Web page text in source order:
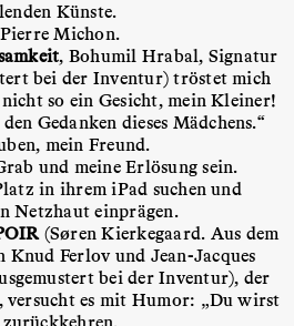
Künste.
Michon.
, Bohumil Hrabal, Signatur
bei der Inventur) tröstet mich
so ein Gesicht, mein Kleiner!
Gedanken dieses Mädchens.“
mein Freund.
und meine Erlösung sein.
in ihrem iPad suchen und
Netzhaut einprägen.
(Søren Kierkegaard. Aus dem
Knud Ferlov und Jean-Jacques
bei der Inventur), der
versucht es mit Humor: „Du wirst